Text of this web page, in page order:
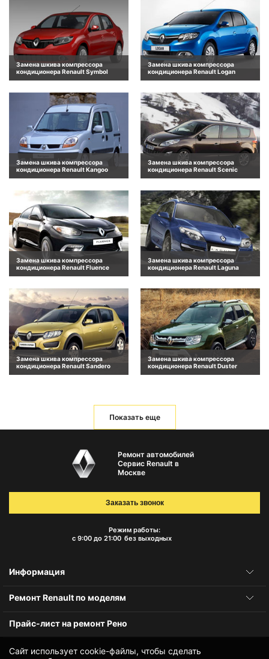
Замена шкива компрессора
кондиционера Renault Symbol
Замена шкива компрессора
кондиционера Renault Logan
Замена шкива компрессора
кондиционера Renault Kangoo
Замена шкива компрессора
кондиционера Renault Scenic
Замена шкива компрессора
кондиционера Renault Fluence
Замена шкива компрессора
кондиционера Renault Laguna
Замена шкива компрессора
кондиционера Renault Sandero
Замена шкива компрессора
кондиционера Renault Duster
Показать еще
Сайт использует cookie-файлы, чтобы сделать
Ремонт автомобилей
Сервис Renault в
Москве
Режим работы:
с 9:00 до 21:00 без выходных
Заказать звонок
Информация
Ремонт Renault по моделям
Прайс-лист на ремонт Рено